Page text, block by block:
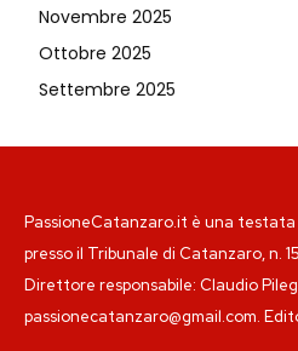
Novembre 2025
Ottobre 2025
Settembre 2025
PassioneCatanzaro.it è una
presso il Tribunale di Catanzaro, n.
Direttore responsabile: Claudio
passionecatanzaro@gmail.com.